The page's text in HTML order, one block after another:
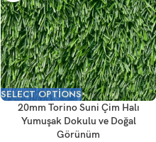
SELECT OPTIONS
20mm Torino Suni Çim Halı
Yumuşak Dokulu ve Doğal
Görünüm